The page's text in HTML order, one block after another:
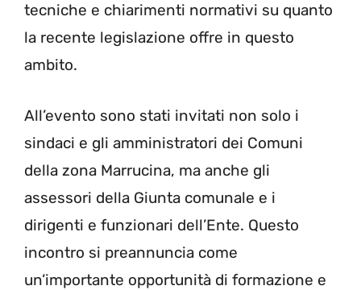
tecniche e chiarimenti normativi su quanto
la recente legislazione offre in questo
ambito.
All’evento sono stati invitati non solo i
sindaci e gli amministratori dei Comuni
della zona Marrucina, ma anche gli
assessori della Giunta comunale e i
dirigenti e funzionari dell’Ente. Questo
incontro si preannuncia come
un’importante opportunità di formazione e